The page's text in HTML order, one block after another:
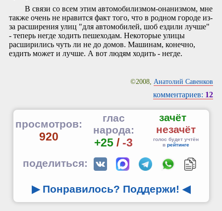
В связи со всем этим автомобилизмом-онанизмом, мне
также очень не нравится факт того, что в родном городе из-
за расширения улиц "для автомобилей, шоб ездили лучше"
- теперь негде ходить пешеходам. Некоторые улицы
расширились чуть ли не до домов. Машинам, конечно,
ездить может и лучше. А вот людям ходить - негде.
©2008, Анатолий Савенков
комментариев: 12
просмотров:
920
глас
народа:
+25 / -3
зачёт
незачёт
голос будет учтён
в рейтинге
поделиться:
▶ Понравилось? Поддержи! ◀